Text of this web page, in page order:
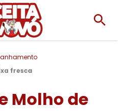
fresca
Molho de